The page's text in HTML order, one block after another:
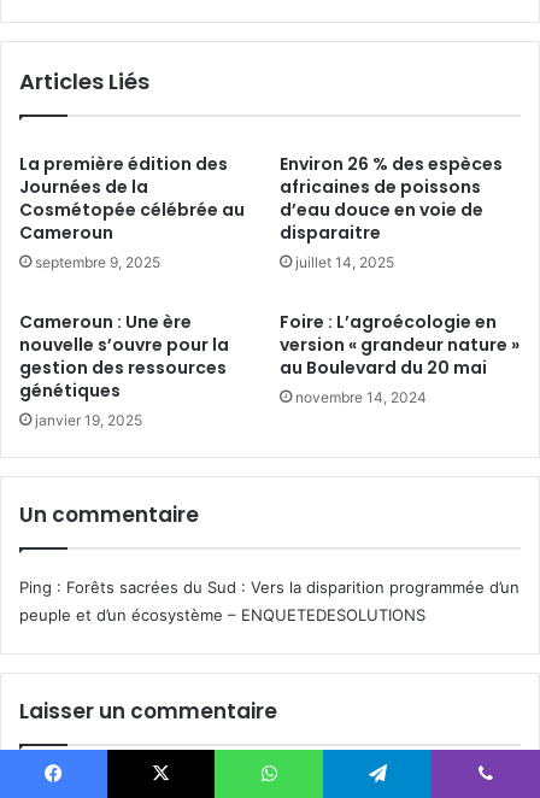
a
e
u
n
:
L
p
o
p
u
a
t
i
n
s
r
v
o
P
o
u
r
v
e
r
e
f
ê
t
c
r
Articles Liés
La première édition des
Journées de la
Cosmétopée célébrée au
Cameroun
septembre 9, 2025
Environ 26 % des espèces
africaines de poissons
d’eau douce en voie de
disparaitre
juillet 14, 2025
Cameroun : Une ère
nouvelle s’ouvre pour la
gestion des ressources
génétiques
janvier 19, 2025
Foire : L’agroécologie en
version « grandeur nature »
au Boulevard du 20 mai
novembre 14, 2024
Un commentaire
Ping : Forêts sacrées du Sud : Vers la disparition programmée d’un
peuple et d’un écosystème – ENQUETEDESOLUTIONS
Laisser un commentaire
Votre adresse e-mail ne sera pas publiée. Les champs obligatoires